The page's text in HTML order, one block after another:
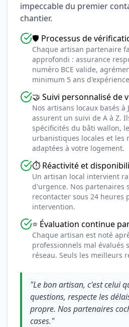
impeccable du premier
chantier.
🛡️ Processus de
Chaque artisan partenaire
approfondi : assurance
numéro BCE valide,
minimum 5 ans
🤝 Suivi personnalisé de
Nos artisans locaux basés à
assurent un suivi de A à Z.
spécificités du bâti wallon,
urbanistiques locales et les
adaptées à votre logement.
⏱️ Réactivité et
Un artisan local intervient
d'urgence. Nos partenaires
recontacter sous 24 heures
intervention.
⭐ Évaluation continue
Chaque artisan est noté
professionnels mal évalués
réseau. Seuls les meilleurs
"Le bon artisan, c'est celui
questions, respecte les
propre. Nos partenaires
cases."